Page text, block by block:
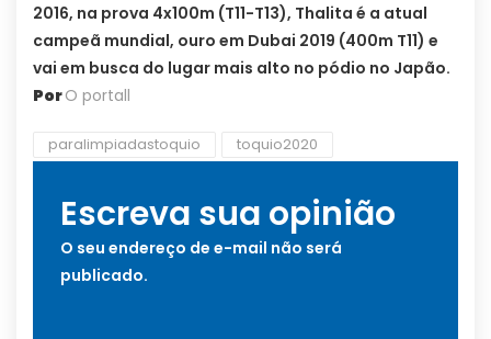
2016, na prova 4x100m (T11-T13), Thalita é a atual
campeã mundial, ouro em Dubai 2019 (400m T11) e
vai em busca do lugar mais alto no pódio no Japão.
PorO portall
paralimpiadastoquio toquio2020
Escreva sua opinião
O seu endereço de e-mail não será
publicado.